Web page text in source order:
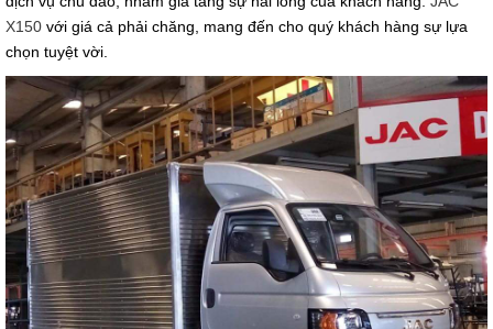
X150 với giá cả phải chăng, mang đến cho quý khách hàng sự lựa
chọn tuyệt vời.